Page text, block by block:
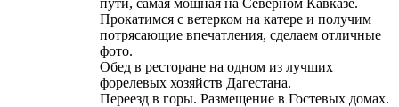
Прокатимся с ветерком на катере и получим
потрясающие впечатления, сделаем отличные
фото.
Обед в ресторане на одном из лучших
форелевых хозяйств Дагестана.
Переезд в горы. Размещение в Гостевых домах.